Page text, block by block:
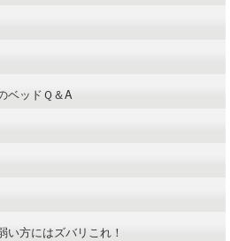
ベッドＱ＆A
い方にはズバリこれ！